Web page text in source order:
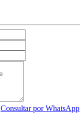
Consultar por WhatsApp